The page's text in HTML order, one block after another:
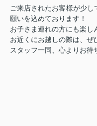
ご来店されたお客様が少
願いを込めております！
お子さま連れの方にも楽し
お近くにお越しの際は、ぜ
スタッフ一同、心よりお待